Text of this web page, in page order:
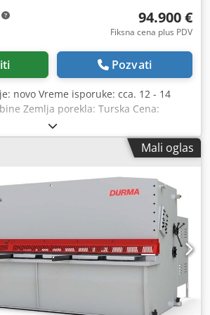
94.900 €
Fiksna cena plus PDV
Pozvati
novo Vreme isporuke: cca. 12 - 14
Zemlja porekla: Turska Cena:
1.793,61 € Dužina reza: 4.100 mm
- konstrukcioni čelik: 13 mm Maks.
8 mm Prevjes bočnog stuba: 350
min Ugao reza: 1,75° Broj pritisnih
stega: 62 t Zadnji graničnik:
graničnika: 200 mm/s Snaga
za ulje: 330 l Ruke za oslonac
stola: 818 mm Širina stola: 550 mm
Dužina: 5.350 mm Širina: 2.250
potpornim rukama i zadnjom
3.650 mm Visina: 2.250 mm Težina:
sa ljuljajućim rezom NC-predizborna
sa ekranom osetljivim na dodir za
Mali oglas